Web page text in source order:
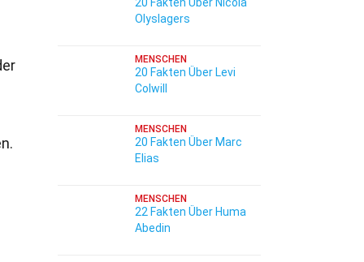
Olyslagers
MENSCHEN
20 Fakten Über Levi
Colwill
MENSCHEN
20 Fakten Über Marc
Elias
MENSCHEN
22 Fakten Über Huma
Abedin